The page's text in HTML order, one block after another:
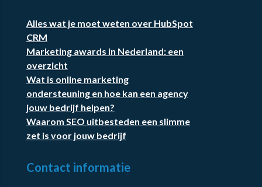
Alles wat je moet weten over HubSpot
CRM
Marketing awards in Nederland: een
overzicht
Wat is online marketing
ondersteuning en hoe kan een agency
jouw bedrijf helpen?
Waarom SEO uitbesteden een slimme
zet is voor jouw bedrijf
Contact informatie